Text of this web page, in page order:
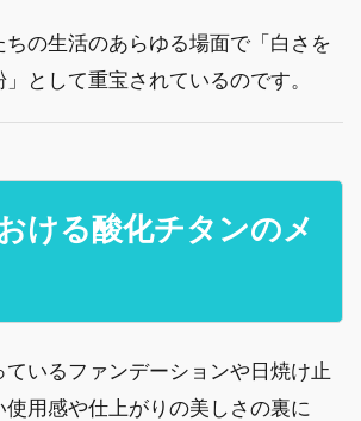
ちの生活のあらゆる場面で「白さを
として重宝されているのです。
ける酸化チタンのメ
いるファンデーションや日焼け止
用感や仕上がりの美しさの裏に